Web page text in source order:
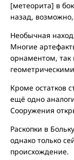
[метеорита] в
назад,
Необычная
Многие
орнаментом, так
Кроме остатков
ещё одно
Сооружения
Раскопки в
однако только
происхождение.